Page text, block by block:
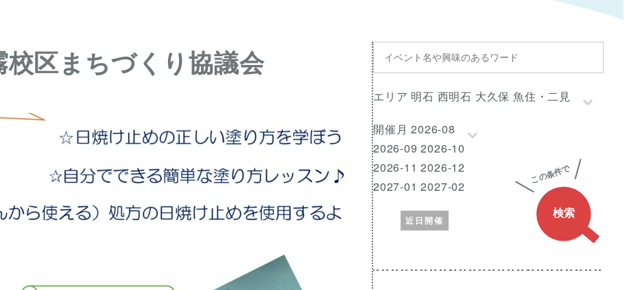
区まちづくり協議会
イ
ベ
ン
ト
名
や
興
味
の
あ
る
ワ
ー
エ
リ
ア
エリア 明石 西明石 大久保 魚住・二見
開
催
月
開催月 2026-08
2026-09 2026-10
2026-11 2026-12
2027-01 2027-02
近日開催